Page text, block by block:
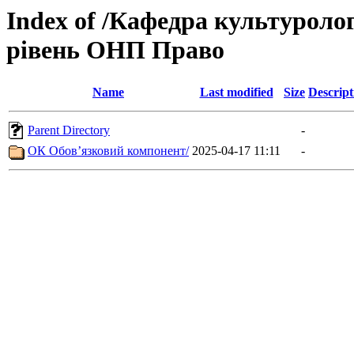
Index of /Кафедра
рівень ОНП Право
Name Last modified Size
Parent Directory
-
ОК Обов’язковий компонент/ 2025-04-17 11:11 -